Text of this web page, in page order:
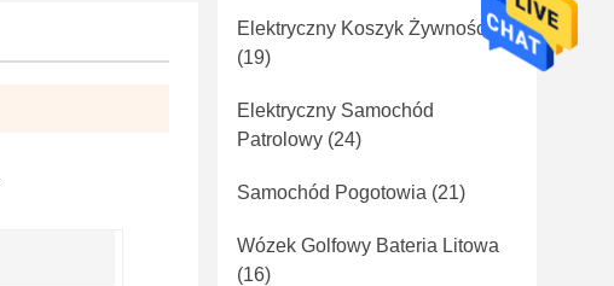
Elektryczny Koszyk Żywności
(19)
Elektryczny Samochód
Patrolowy (24)
Samochód Pogotowia (21)
Wózek Golfowy Bateria Litowa
(16)